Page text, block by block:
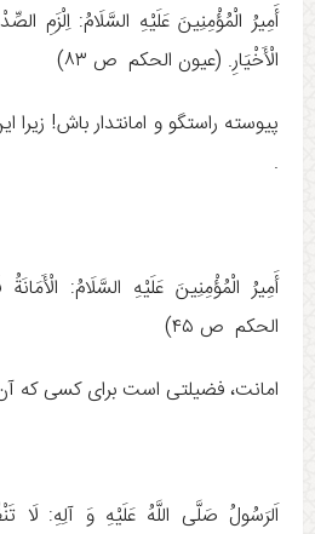
أَمِيرُ الْمُؤْمِنِينَ عَلَيْهِ السَّلَامُ: اِلْزَمِ
الْأَخْيَارِ. (عيون الحكم ص ۸۳)
پيوسته راستگو و امانتدار باش!
.
أَمِيرُ الْمُؤْمِنِينَ عَلَيْهِ السَّلَامُ:
الحكم ص ۴۵)
امانت، فضیلتی است براى كسى كه آن
اَلرَسُولُ صَلَّى اللَّهُ عَلَيْهِ وَ آلِهِ:‏‏ لَا